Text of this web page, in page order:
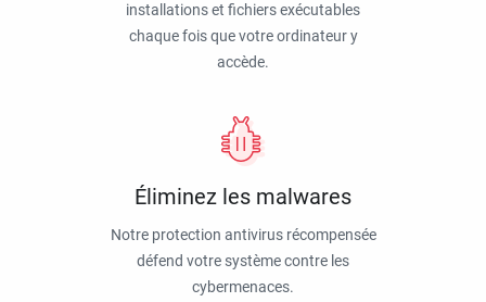
installations et fichiers exécutables
chaque fois que votre ordinateur y
accède.
Éliminez les malwares
Notre protection antivirus récompensée
défend votre système contre les
cybermenaces.